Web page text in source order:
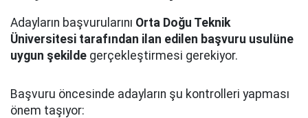
Adayların başvurularını Orta Doğu Teknik
Üniversitesi tarafından ilan edilen başvuru usulüne
uygun şekilde gerçekleştirmesi gerekiyor.
Başvuru öncesinde adayların şu kontrolleri yapması
önem taşıyor: